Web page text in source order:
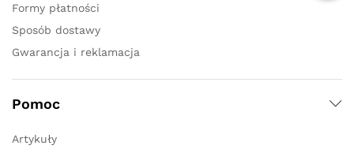
Formy płatności
Sposób dostawy
Gwarancja i reklamacja
Pomoc
Artykuły